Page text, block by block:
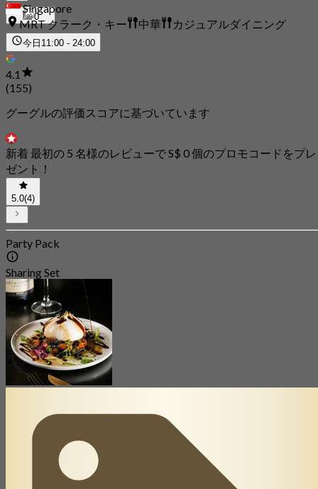
0
Singapore
MRT クラーク・キー
中華 カジュアルダイニング
今日 11:00 - 24:00
4.1
(155)
グーグルの評価スコアに基づいています
新着 最初の 5 名様のレビューで S$ 0 個のプロモコードをプレ
ゼント！
5.0(4)
Party Pack
Sharing Set